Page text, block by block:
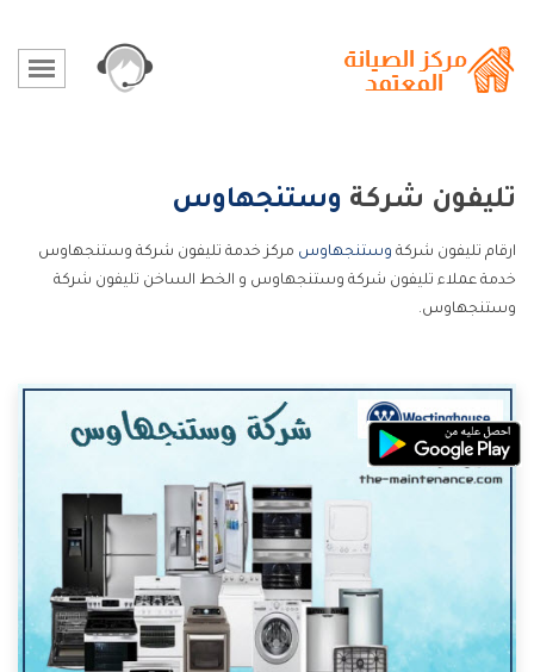
تليفون شركة وستنجهاوس
ارقام تليفون شركة وستنجهاوس مركز خدمة تليفون شركة وستنجهاوس
خدمة عملاء تليفون شركة وستنجهاوس و الخط الساخن تليفون شركة
وستنجهاوس.